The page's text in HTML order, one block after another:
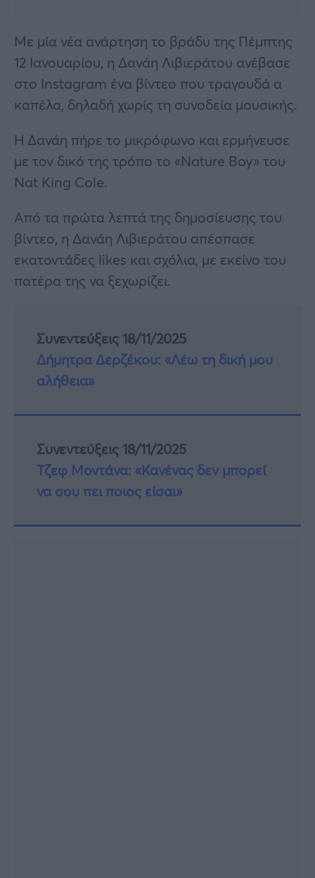
Με μία νέα ανάρτηση το βράδυ της Πέμπτης
12 Ιανουαρίου, η Δανάη Λιβιεράτου ανέβασε
στο Instagram ένα βίντεο που τραγουδά α
καπέλα, δηλαδή χωρίς τη συνοδεία μουσικής.
Η Δανάη πήρε το μικρόφωνο και ερμήνευσε
με τον δικό της τρόπο το «Nature Boy» του
Nat King Cole.
Από τα πρώτα λεπτά της δημοσίευσης του
βίντεο, η Δανάη Λιβιεράτου απέσπασε
εκατοντάδες likes και σχόλια, με εκείνο του
πατέρα της να ξεχωρίζει.
Συνεντεύξεις 18/11/2025
Δήμητρα Δερζέκου: «Λέω τη δική μου
αλήθεια»
Συνεντεύξεις 18/11/2025
Τζεφ Μοντάνα: «Κανένας δεν μπορεί
να σου πει ποιος είσαι»